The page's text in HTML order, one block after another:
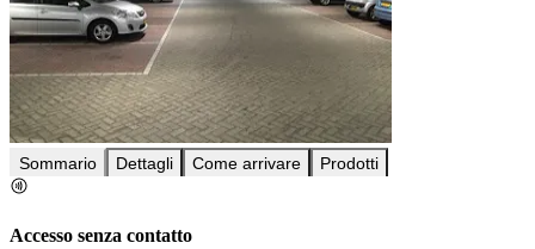
Sommario Dettagli Come arrivare Prodotti
Accesso senza contatto